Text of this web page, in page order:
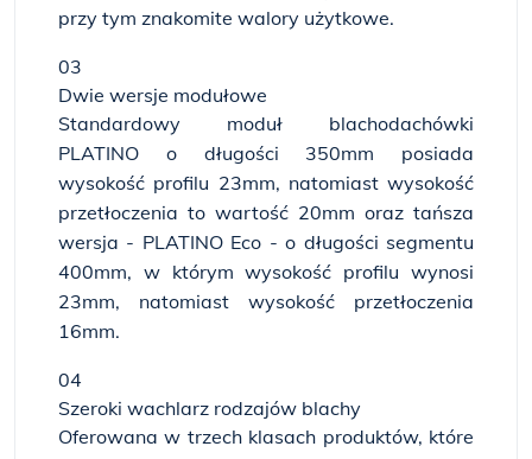
przy tym znakomite walory użytkowe.
03
Dwie wersje modułowe
Standardowy moduł blachodachówki
PLATINO o długości 350mm posiada
wysokość profilu 23mm, natomiast wysokość
przetłoczenia to wartość 20mm oraz tańsza
wersja - PLATINO Eco - o długości segmentu
400mm, w którym wysokość profilu wynosi
23mm, natomiast wysokość przetłoczenia
16mm.
04
Szeroki wachlarz rodzajów blachy
Oferowana w trzech klasach produktów, które